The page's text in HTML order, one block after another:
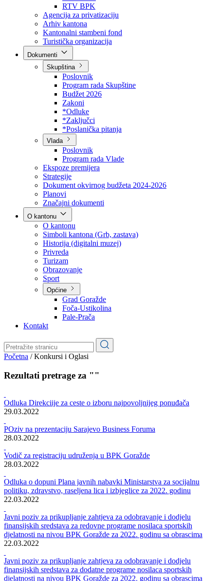
Direkcija za šumarstvo
Javna preduzeća
BPK šume
RTV BPK
Agencija za privatizaciju
Arhiv kantona
Kantonalni stambeni fond
Turistička organizacija
Skupština
Poslovnik
Program rada Skupštine
Budžet 2026
Zakoni
*Odluke
*Zaključci
*Poslanička pitanja
Vlada
Poslovnik
Program rada Vlade
Ekspoze premijera
Strategije
Dokument okvirnog budžeta 2024-2026
Planovi
Značajni dokumenti
O kantonu
O kantonu
Simboli kantona (Grb, zastava)
Historija (digitalni muzej)
Privreda
Turizam
Obrazovanje
Općine
Pale-Prača
Kontakt
Konkursi i Oglasi
Rezultati pretrage za ""